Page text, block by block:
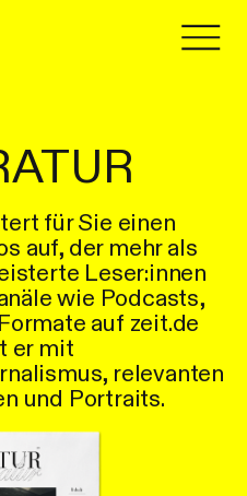
für Sie einen
auf, der mehr als
Leser:innen
wie Podcasts,
auf zeit.de
er mit
relevanten
und Portraits.